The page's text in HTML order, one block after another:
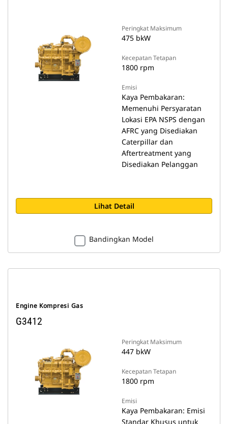
Peringkat Maksimum
475 bkW
Kecepatan Tetapan
1800 rpm
Emisi
Kaya Pembakaran:
Memenuhi Persyaratan
Lokasi EPA NSPS dengan
AFRC yang Disediakan
Caterpillar dan
Aftertreatment yang
Disediakan Pelanggan
Lihat Detail
Bandingkan Model
Engine Kompresi Gas
G3412
Peringkat Maksimum
447 bkW
Kecepatan Tetapan
1800 rpm
Emisi
Kaya Pembakaran: Emisi
Standar Khusus untuk